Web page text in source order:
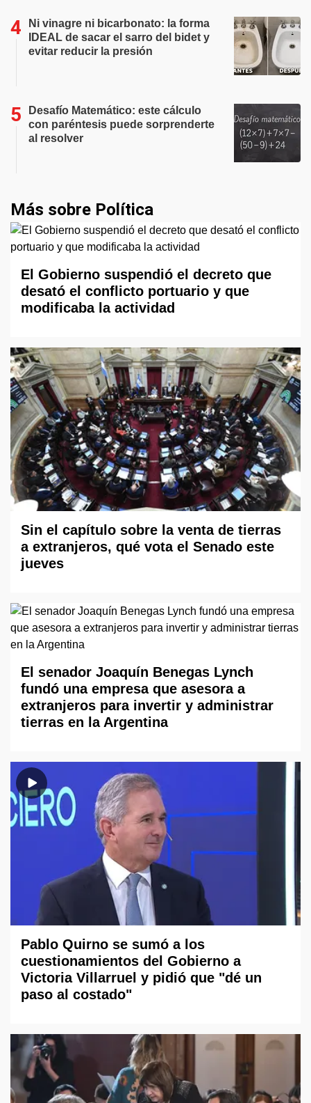
Ni vinagre ni bicarbonato: la forma
IDEAL de sacar el sarro del bidet y
evitar reducir la presión
Desafío Matemático: este cálculo
con paréntesis puede sorprenderte
al resolver
Más sobre Política
El Gobierno suspendió el decreto que
desató el conflicto portuario y que
modificaba la actividad
Sin el capítulo sobre la venta de tierras
a extranjeros, qué vota el Senado este
jueves
El senador Joaquín Benegas Lynch
fundó una empresa que asesora a
extranjeros para invertir y administrar
tierras en la Argentina
Pablo Quirno se sumó a los
cuestionamientos del Gobierno a
Victoria Villarruel y pidió que "dé un
paso al costado"